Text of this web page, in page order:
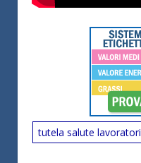
tutela salute lavoratori